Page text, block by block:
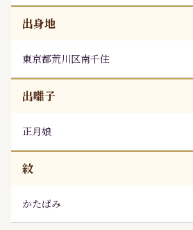
出身地
東京都荒川区南千住
出囃子
正月娘
紋
かたばみ